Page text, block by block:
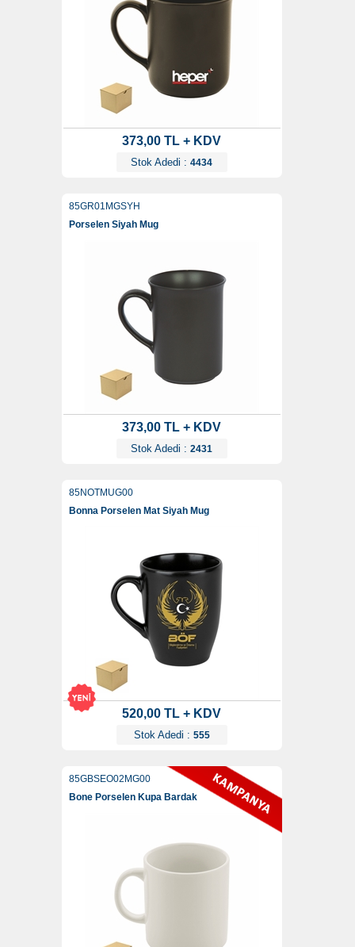
373,00 TL + KDV
Stok Adedi : 4434
85GR01MGSYH
Porselen Siyah Mug
373,00 TL + KDV
Stok Adedi : 2431
85NOTMUG00
Bonna Porselen Mat Siyah Mug
520,00 TL + KDV
Stok Adedi : 555
85GBSEO02MG00
Bone Porselen Kupa Bardak